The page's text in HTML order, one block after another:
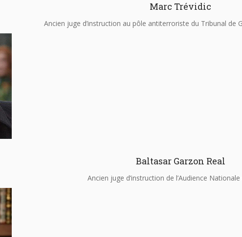
Marc Trévidic
Ancien juge d’instruction au pôle antiterroriste du Tribunal de
Baltasar Garzon Real
Ancien juge d’instruction de l’Audience Nationale